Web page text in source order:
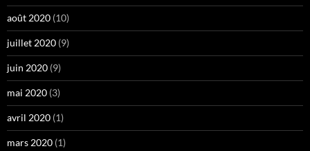
août 2020 (10)
juillet 2020 (9)
juin 2020 (9)
mai 2020 (3)
avril 2020 (1)
mars 2020 (1)